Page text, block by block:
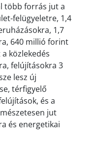
több forrás jut a
felügyeletre, 1,4
1,7
640 millió forint
közlekedés
felújításokra 3
lesz új
térfigyelő
és a
jut
és energetikai